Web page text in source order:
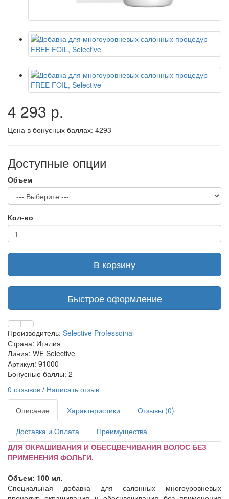
4 293 р.
Цена в бонусных баллах: 4293
Доступные опции
Объем
Кол-во
В корзину
Быстрое оформление
Производитель: Selective Professoinal
Страна: Италия
Линия: WE Selective
Артикул: 91000
Бонусные баллы: 2
0 отзывов / Написать отзыв
Описание Характеристики Отзывы (0)
Доставка и Оплата
Преимущества
ДЛЯ ОКРАШИВАНИЯ И ОБЕСЦВЕЧИВАНИЯ ВОЛОС БЕЗ
ПРИМЕНЕНИЯ ФОЛЬГИ.
Объем: 100 мл.
Специальная добавка для салонных многоуровневых